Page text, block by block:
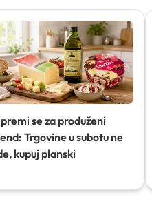
se za produženi
Trgovine u subotu ne
kupuj planski